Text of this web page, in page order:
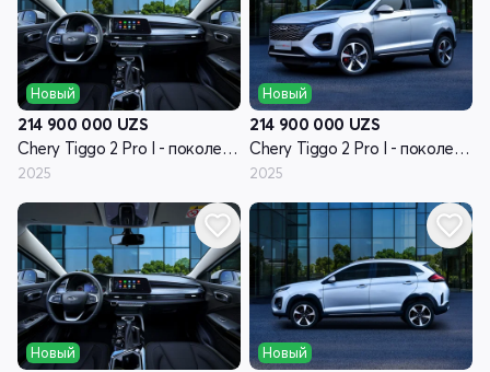
Новый
214 900 000 UZS
Chery Tiggo 2 Pro I - поколение рестайлинг
2025
Новый
214 900 000 UZS
Chery Tiggo 2 Pro I - поколение рестайлинг
2025
Новый Новый